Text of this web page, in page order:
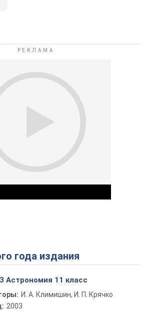
Play Video
года издания
Астрономия 11 класс
И. А. Климишин, И. П. Крячко
2003